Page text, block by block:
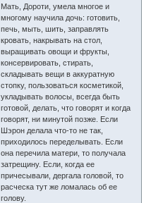
Мать, Дороти, умела многое и
многому научила дочь: готовить,
печь, мыть, шить, заправлять
кровать, накрывать на стол,
выращивать овощи и фрукты,
консервировать, стирать,
складывать вещи в аккуратную
стопку, пользоваться косметикой,
укладывать волосы, всегда быть
готовой, делать, что говорят и когда
говорят, ни минутой позже. Если
Шэрон делала что-то не так,
приходилось переделывать. Если
она перечила матери, то получала
затрещину. Если, когда ее
причесывали, дергала головой, то
расческа тут же ломалась об ее
голову.